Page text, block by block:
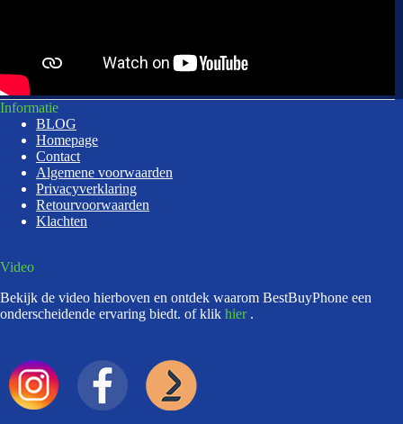
Informatie
BLOG
Homepage
Contact
Algemene voorwaarden
Privacyverklaring
Retourvoorwaarden
Klachten
Video
Bekijk de video hierboven en ontdek waarom BestBuyPhone een
onderscheidende ervaring biedt. of klik hier .